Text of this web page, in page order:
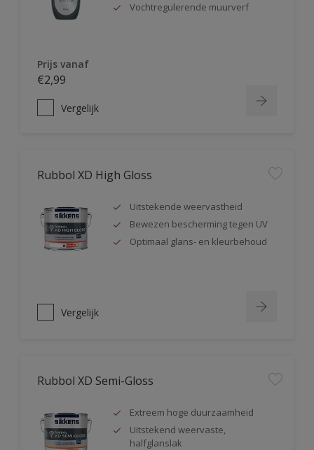
Vochtregulerende muurverf
Prijs vanaf
€2,99
Vergelijk
Rubbol XD High Gloss
Uitstekende weervastheid
Bewezen bescherming tegen UV
Optimaal glans- en kleurbehoud
Vergelijk
Rubbol XD Semi-Gloss
Extreem hoge duurzaamheid
Uitstekend weervaste,
halfglanslak